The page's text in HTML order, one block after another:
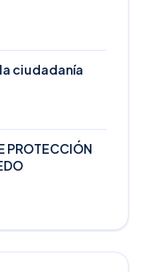
ciudadanía
PROTECCIÓN